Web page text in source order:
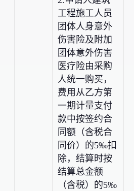
工程施工人员
团体人身意外
伤害险及附加
团体意外伤害
医疗险由采购
人统一购买，
费用从乙方第
一期计量支付
款中按签约合
同额（含税合
同价）的5‰扣
除，结算时按
结算总金额
（含税）的5‰